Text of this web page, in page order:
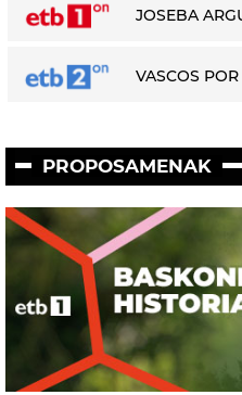
JOSEBA
VASCOS
PROPOSAMENAK